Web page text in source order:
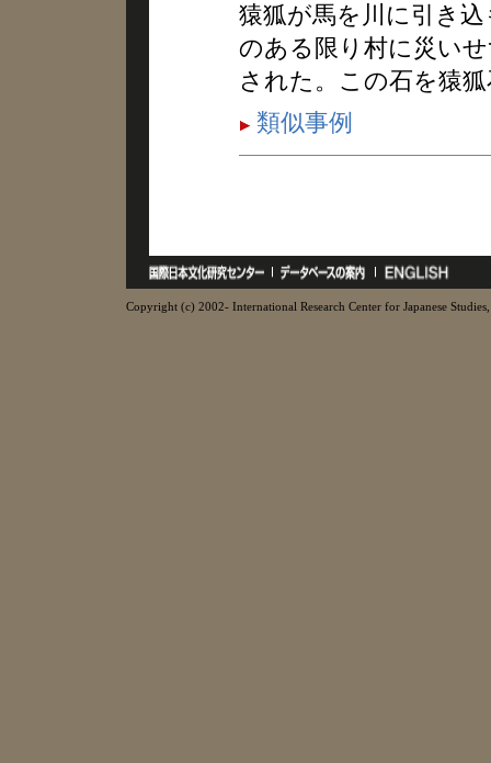
猿狐が馬を川に引き
のある限り村に災い
された。この石を猿
類似事例
Copyright (c) 2002- International Research Center for Japanese